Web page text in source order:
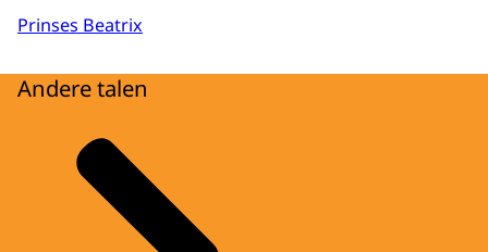
Prinses Beatrix
Andere talen